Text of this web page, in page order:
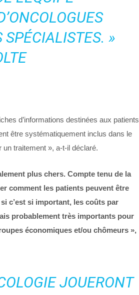
SPÉCIALISTES. »
d’informations destinées aux patients
être systématiquement inclus dans le
traitement », a-t-il déclaré.
plus chers. Compte tenu de la
comment les patients peuvent être
c’est si important, les coûts par
probablement très importants pour
économiques et/ou chômeurs »,
JOUERONT